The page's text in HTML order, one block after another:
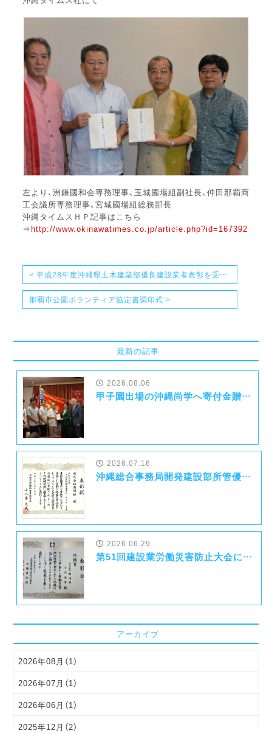
左より、洲鎌國和会専務理事、玉城國場組副社長、仲田那覇商
工会議所専務理事、宮城國場組総務部長
沖縄タイムスＨＰ記事はこちら
⇒http://www.okinawatimes.co.jp/article.php?id=167392
< 平成28年度沖縄県土木建築部優良建設業者表彰を受けました
那覇市公園ボランティア協定書調印式 >
最新の記事
2026.08.06
甲子園出場の沖縄尚学へ寄付金贈呈について
2026.07.16
沖縄総合事務局開発建設部所管優良業者等表彰式にて沖縄総合事務局長表彰を受賞いたしました！
2026.06.29
第51回建設業労働災害防止大会にて功績賞を受賞いたしました！
アーカイブ
2026年08月（1）
2026年07月（1）
2026年06月（1）
2025年12月（2）